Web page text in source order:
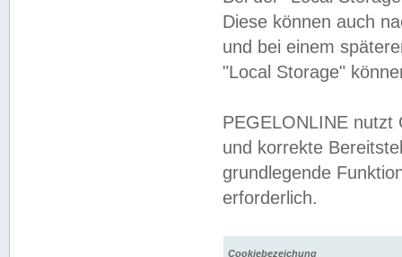
Diese können auch
und bei einem
"Local Storage"
PEGELONLINE nutzt
und korrekte
grundlegende
erforderlich.
Cookiebezeichung